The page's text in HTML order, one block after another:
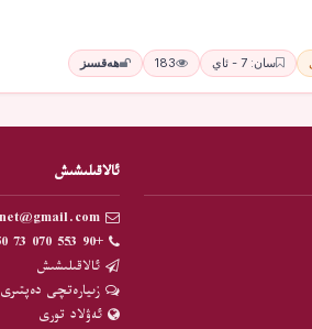
سان: 7 - ئاي 183 ھەقسىز
ئالاقىلىشىش
ewlatnet@gmail.com
+90 553 070 73 50
ئالاقىلىشىش
زىيارەتچى دەپتىرى
ئەۋلاد تورى